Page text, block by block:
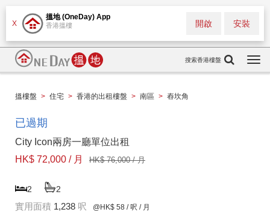
X
搵地 (OneDay) App
香港搵樓 安裝
開啟
搜索香港樓盤
搵樓盤 > 住宅 > 香港的出租樓盤 > 南區 > 舂坎角
已過期
City Icon兩房一廳單位出租
HK$ 72,000 / 月
HK$ 76,000 / 月
2 2
實用面積 1,238 呎 @HK$ 58 / 呎 / 月